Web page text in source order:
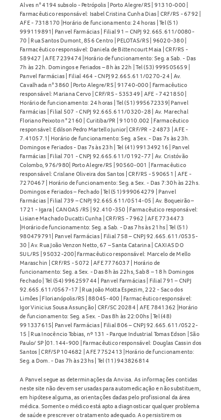
Alves n° 4194 subsolo - Petrópolis | Porto Alegre/RS | 91310-000 |
Farmacêutico responsável: Isabel Cristina Cunha Dias | CRF/RS - 6792 |
AFE - 7318170 |Horário de funcionamento: 24 horas | Tel (51)
999119891| Panvel Farmácias | Filial 91 – CNPJ 92.665.611/0080-
70 | Rua Santos Dumont, 856 Centro | PELOTAS/RS | 96020-380 |
Farmacêutico responsável: Daniela de Bittencourt Maia | CRF/RS -
589427 | AFE 7239474 |Horário de funcionamento: Seg. a Sab. - Das
7h às 22h. Domingos e Feriados – 8h às 22h | Tel (53) 999505659 |
Panvel Farmácias | Filial 464 - CNPJ 92.665.611/0270-24 | Av.
Cavalhada n° 3860 | Porto Alegre/RS | 91740-000 | Farmacêutico
responsável: Mariana Cervo | CRF/RS - 535349 | AFE - 7421850 |
Horário de funcionamento: 24 horas | Tel (51) 995672339| Panvel
Farmácias | Filial 507 - CNPJ 92.665.611/0320-28 | Av. Marechal
Floriano Peixoto n° 2160 | Curitiba/PR | 91010.002 | Farmacêutico
responsável: Edilson Pedro Martello Junior| CRF/PR - 24873 | AFE -
7.41057.1| Horário de funcionamento: Seg. a Sex. - Das 7s às 23h.
Domingos e Feriados - Das 7s às 23h | Tel (41) 991349216 | Panvel
Farmácias | Filial 701 - CNPJ 92.665.611/0192-77 | Av. Cristóvão
Colombo, 976/980| Porto Alegre/RS | 90560-001 | Farmacêutico
responsável: Crislane Oliveira dos Santos | CRF/RS - 590651 | AFE -
7270467 | Horário de funcionamento: Seg. a Sex. - Das 7:30h às 22hs.
Domingos e Feriados – Fechado | Tel (51) 999064279 | Panvel
Farmácias | Filial 739 – CNPJ 92.665.611/0514-05 | Av. Boqueirão –
1721 - Igara | CANOAS /RS | 92.410-350 | Farmacêutico responsável:
Lisiane Machado Ducatti Cunha | CRF/RS - 7962 | AFE 7734473
|Horário de funcionamento: Seg. a Sab. - Das 7hs às 21hs | Tel (51)
980479791| Panvel Farmácias | Filial 758 – CNPJ 92.665.611/0535-
30 | Av. Rua João Venzon Netto, 67 – Santa Catarina | CAXIAS DO
SUL/RS | 95032-200| Farmacêutico responsável: Marcelo de Mello
Maraschin | CRF/RS - 5072 | AFE 7776037 | Horário de
funcionamento: Seg. a Sex. - Das 8h às 22hs, Sab 8 – 18 h Domingos
Fechado | Tel (54) 996259744 | Panvel Farmácias | Filial 791 – CNPJ
92.665.611/0567-17 | Rua João Motta Espezim, 222 - Saco dos
Limões | Florianópolis/RS | 88045-400 | Farmacêutico responsável:
Igor Vinicius Sousa Assunção | CRF/SC 20284 | AFE 7841362 |Horário
de funcionamento: Seg. a Sex. - Das 8h às 22:00hs | Tel (48)
991337615| Panvel Farmácias | Filial 806 – CNPJ 92.665.611/0522-
15 | Rua Inocêncio Tobias, nº 131 - Parque Industrial Tomas Edson | São
Paulo/ SP |01.144-900 | Farmacêutico responsável: Douglas Cassin dos
Santos | CRF/SP 104682 | AFE 7752413 |Horário de funcionamento:
Seg. a Dom. - Das 7h às 23hs | Tel (11) 943826814
A Panvel segue as determinações da Anvisa. As informações contidas
neste site não devem ser usadas para automedicação e não substituem,
em hipótese alguma, as orientações dadas pelo profissional da área
médica. Somente o médico está apto a diagnosticar qualquer problema
de saúde e prescrever o tratamento adequado. Ao persistirem os